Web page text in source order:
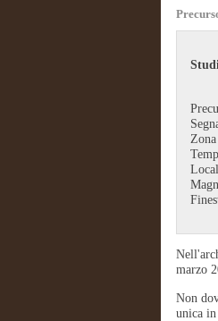
marzo
Non
unica